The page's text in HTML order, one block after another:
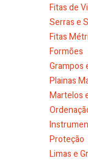
Fitas de
Serras e
Fitas
Formões
Grampos
Plainas
Martelos
Proteção
Limas e